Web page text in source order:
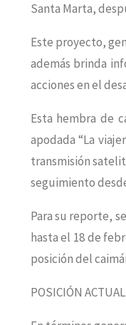
Santa Marta,
Este proyecto,
además brinda
acciones en el
Esta hembra de
apodada “La
transmisión
seguimiento
Para su reporte,
hasta el 18 de
posición del
POSICIÓN ACTUAL